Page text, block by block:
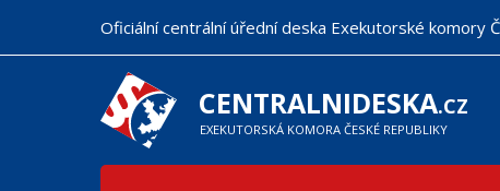
hlavnímu
Oficiální centrální úřední deska Exekutorské komory
CENTRALNIDESKA.CZ
EXEKUTORSKÁ KOMORA ČESKÉ REPUBLIKY